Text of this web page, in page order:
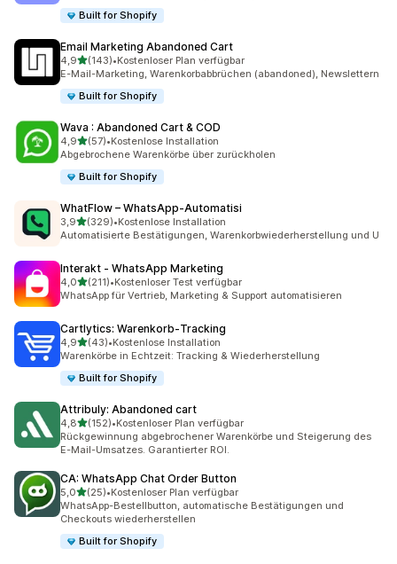
Built for Shopify
Email Marketing Abandoned Cart
4,9von 5 Sternen
(143)
143 Rezensionen insgesamt
•Kostenloser Plan verfügbar
E-Mail-Marketing, Warenkorbabbrüchen (abandoned), Newslettern
Built for Shopify
Wava : Abandoned Cart & COD
4,9von 5 Sternen
(57)
57 Rezensionen insgesamt
•Kostenlose Installation
Abgebrochene Warenkörbe über zurückholen
Built for Shopify
WhatFlow – WhatsApp‑Automatisi
3,9von 5 Sternen
(329)
329 Rezensionen insgesamt
•Kostenlose Installation
Automatisierte Bestätigungen, Warenkorbwiederherstellung und U
Interakt ‑ WhatsApp Marketing
4,0von 5 Sternen
(211)
211 Rezensionen insgesamt
•Kostenloser Test verfügbar
WhatsApp für Vertrieb, Marketing & Support automatisieren
Cartlytics: Warenkorb‑Tracking
4,9von 5 Sternen
(43)
43 Rezensionen insgesamt
•Kostenlose Installation
Warenkörbe in Echtzeit: Tracking & Wiederherstellung
Built for Shopify
Attribuly: Abandoned cart
4,8von 5 Sternen
(152)
152 Rezensionen insgesamt
•Kostenloser Plan verfügbar
Rückgewinnung abgebrochener Warenkörbe und Steigerung des
E-Mail-Umsatzes. Garantierter ROI.
CA: WhatsApp Chat Order Button
5,0von 5 Sternen
(25)
25 Rezensionen insgesamt
•Kostenloser Plan verfügbar
WhatsApp-Bestellbutton, automatische Bestätigungen und
Checkouts wiederherstellen
Built for Shopify